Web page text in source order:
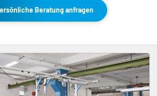
Beratung anfragen